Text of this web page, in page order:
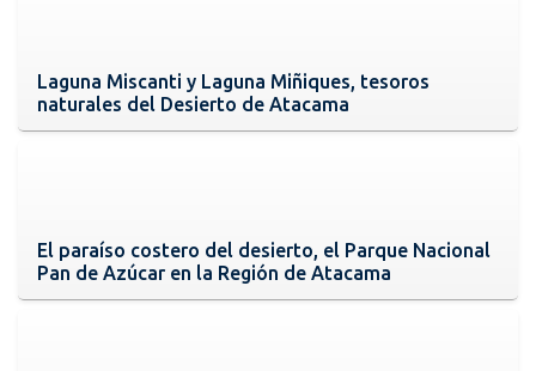
Laguna Miscanti y Laguna Miñiques, tesoros
naturales del Desierto de Atacama
El paraíso costero del desierto, el Parque Nacional
Pan de Azúcar en la Región de Atacama